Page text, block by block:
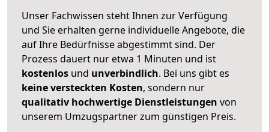
Unser Fachwissen steht Ihnen zur Verfügung
und Sie erhalten gerne individuelle Angebote, die
auf Ihre Bedürfnisse abgestimmt sind. Der
Prozess dauert nur etwa 1 Minuten und ist
kostenlos und unverbindlich. Bei uns gibt es
keine versteckten Kosten, sondern nur
qualitativ hochwertige Dienstleistungen von
unserem Umzugspartner zum günstigen Preis.